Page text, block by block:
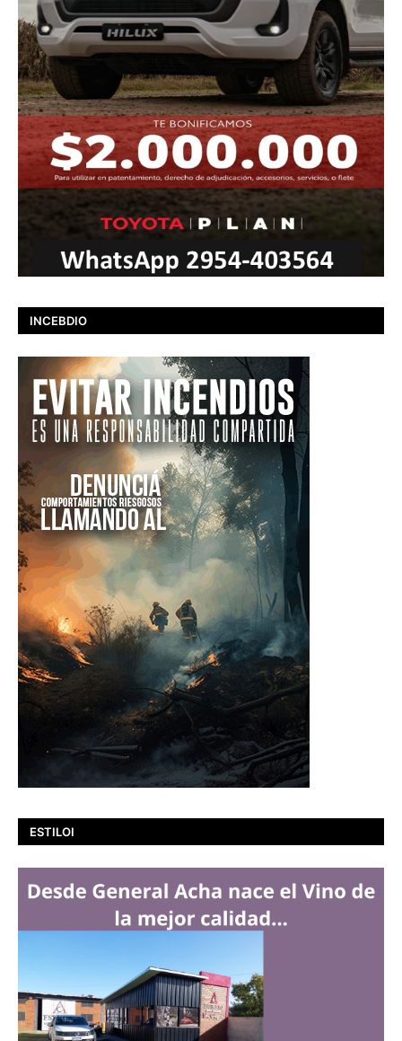
INCEBDIO
ESTILOI